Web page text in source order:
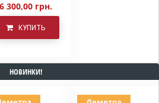
6 300,00 грн.
КУПИТЬ
НОВИНКИ!